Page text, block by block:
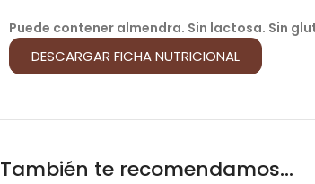
Puede contener almendra. Sin lactosa. Sin
DESCARGAR FICHA NUTRICIONAL
También te recomendamos…